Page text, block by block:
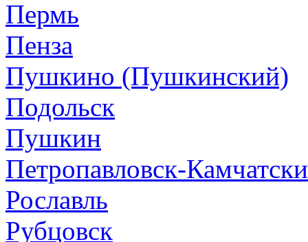
Пермь
Пенза
Пушкино (Пушкинский)
Подольск
Пушкин
Петропавловск-
Рославль
Рубцовск